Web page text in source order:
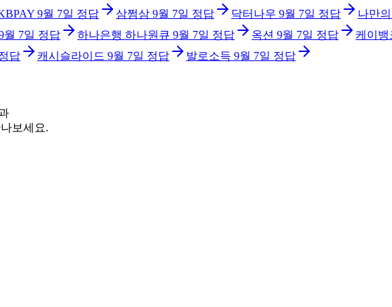
9월 7일 정답 삼쩜삼 9월 7일 정답 닥터나우 9월 7일 정답 나만
월 7일 정답 하나은행 하나원큐 9월 7일 정답 옥션 9월 7일 정답 케이뱅
답 캐시슬라이드 9월 7일 정답 발로소득 9월 7일 정답
보세요.